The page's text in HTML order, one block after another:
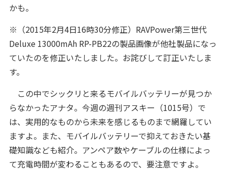
かも。
※（2015年2月4日16時30分修正）RAVPower第三世代
Deluxe 13000mAh RP-PB22の製品画像が他社製品になっ
ていたのを修正いたしました。お詫びして訂正いたしま
す。
この中でシックリと来るモバイルバッテリーが見つか
らなかったアナタ。今週の週刊アスキー（1015号）で
は、実用的なものから未来を感じるものまで網羅してい
ますよ。また、モバイルバッテリーで抑えておきたい基
礎知識なども紹介。アンペア数やケーブルの仕様によっ
て充電時間が変わることもあるので、要注意ですよ。